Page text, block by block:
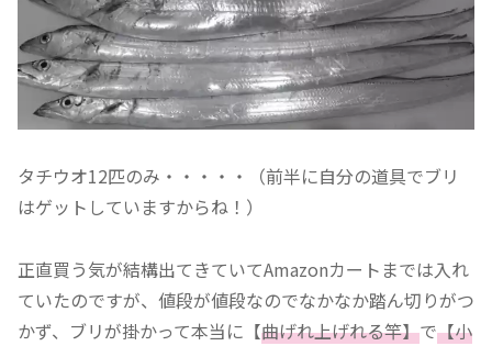
タチウオ12匹のみ・・・・・（前半に自分の道具でブリ
はゲットしていますからね！）
正直買う気が結構出てきていてAmazonカートまでは入れ
ていたのですが、値段が値段なのでなかなか踏ん切りがつ
かず、ブリが掛かって本当に【曲げれ上げれる竿】で【小